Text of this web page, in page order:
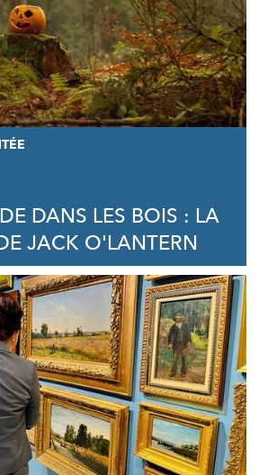
DANS LES BOIS : LA
JACK O'LANTERN